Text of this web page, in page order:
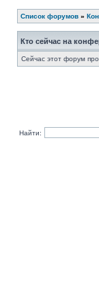
Список форумов »
Кто сейчас на
Сейчас этот форум
Найти: